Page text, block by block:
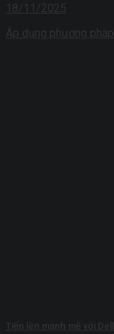
18/11/2025
Áp dụng phương
Tiến lên mạnh mẽ với